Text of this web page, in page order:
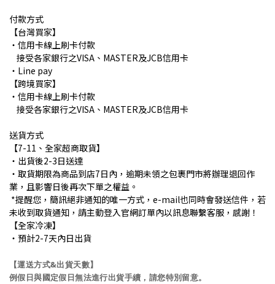
付款方式
【台灣買家】
・信用卡線上刷卡付款
接受各家銀行之VISA、MASTER及JCB信用卡
・Line pay
【跨境買家】
・信用卡線上刷卡付款
接受各家銀行之VISA、MASTER及JCB信用卡
送貨方式
【7-11、全家超商取貨】
・出貨後2-3日送達
・取貨期限為商品到店7日內，逾期未領之包裹門市將辦理退回作
業，且影響日後再次下單之權益。
*提醒您，簡訊絕非通知的唯一方式，e-mail也同時會發送信件，若
未收到取貨通知，請主動登入官網訂單內以訊息聯繫客服，感謝！
【全家冷凍】
・預計2-7天內日出貨
【運送方式&出貨天數】
例假日與國定假日無法進行出貨手續，請您特別留意。